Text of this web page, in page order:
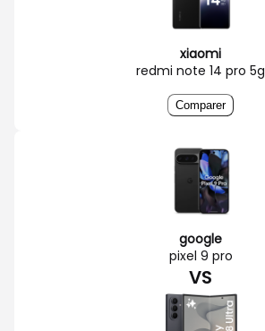
xiaomi
redmi note 14 pro 5g
Comparer
google
pixel 9 pro
VS